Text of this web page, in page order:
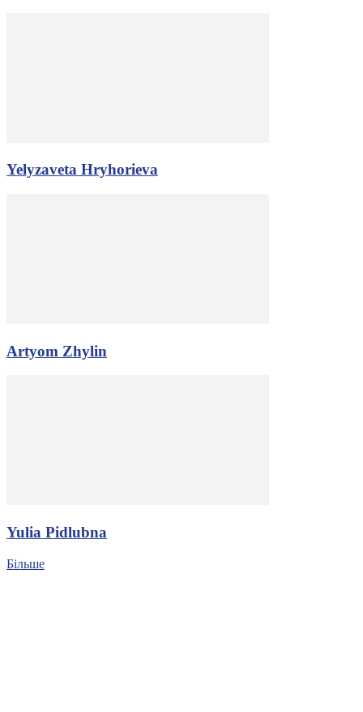
Yelyzaveta Hryhorieva
Artyom Zhylin
Yulia Pidlubna
Більше